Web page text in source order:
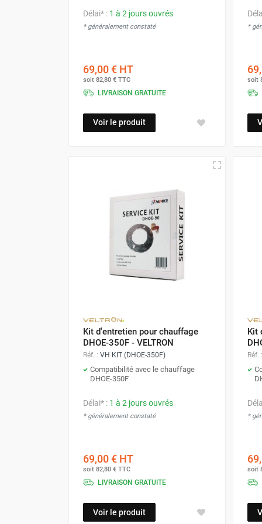
plafond
Déstratificateur industriel à pales
Déstratificateur Airius
VMC
Caisson d'Extraction VMC tertiaire
Déshumidificateur d'air
Déshumidificateur de maison et de
Déshumidificateur à adsorption /
Humidificateur d'air
Purificateur d'air
Neutraliseur d'odeur
Chauffage fixe atelier
Chauffage d'atelier fixe au fioul et
GNR
Chauffage au fioul avec réservoir
intégré
Chauffage au fioul à raccorder sur
citerne
Chauffage d'atelier fixe avec brûleur
gaz
Chauffage d'atelier suspendu
Chauffage suspendu au gaz
Délai* : 1 à 2 jours ouvrés
* généralement constaté
69,00 € HT
soit 82,80 € TTC
LIVRAISON GRATUITE
Voir le produit
*
soit
Kit d'entretien pour chauffage
DHOE-350F - VELTRON
Réf. : VH KIT (DHOE-350F)
Compatibilité avec le chauffage
DHOE-350F
Délai* : 1 à 2 jours ouvrés
* généralement constaté
69,00 € HT
soit 82,80 € TTC
LIVRAISON GRATUITE
Voir le produit
Kit
Réf. :
*
soit